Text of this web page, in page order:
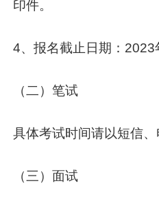
印件。
4、报名截止日期：2023
（二）笔试
具体考试时间请以短信、
（三）面试